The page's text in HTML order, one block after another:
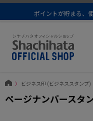
ポイントが貯まる、
メール便1,500円以上 /
あなたに最適なス
〉 ビジネス印 (ビジネススタンプ)
ページナンバースタ